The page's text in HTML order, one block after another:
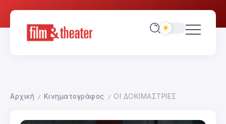
Αρχική / Κινηματογράφος / ΟΙ ΔΟΚΙΜΑΣΤΡΙΕΣ